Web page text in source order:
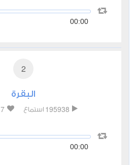
00:00
2
البقرة
195938 استماع
00:00